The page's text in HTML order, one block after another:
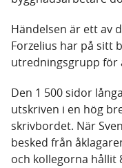
Händelsen är ett av
Forzelius har på sitt
utredningsgrupp
Den 1 500 sidor
utskriven i en hög
skrivbordet. När
besked från
och kollegorna hållit